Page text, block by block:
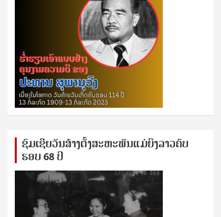
ຊົ​ມ​ເຊີຍ​ວັນ​ສ້າງ​ຕັ້ງ​ສະ​ຫະ​ພັນ​ແມ່​ຍິງ​​ລາວຄົບ​
ຮອບ 68 ປິ